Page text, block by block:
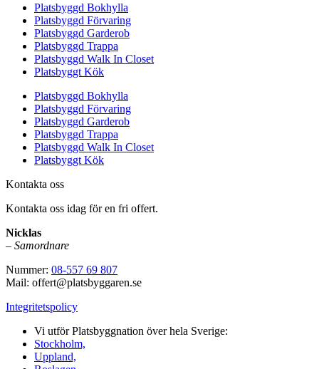
Platsbyggd Bokhylla
Platsbyggd Förvaring
Platsbyggd Garderob
Platsbyggd Trappa
Platsbyggd Walk In Closet
Platsbyggt Kök
Platsbyggd Bokhylla
Platsbyggd Förvaring
Platsbyggd Garderob
Platsbyggd Trappa
Platsbyggd Walk In Closet
Platsbyggt Kök
Kontakta oss
Kontakta oss idag för en fri offert.
Nicklas
– Samordnare
Nummer: 08-557 69 807
Mail: offert@platsbyggaren.se
Integritetspolicy
Vi utför Platsbyggnation över hela Sverige:
Stockholm,
Uppland,